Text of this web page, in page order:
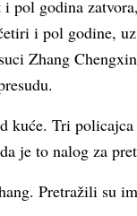
pol godina
i pol godine,
Zhang
kuće. Tri
je to nalog za
Pretražili su